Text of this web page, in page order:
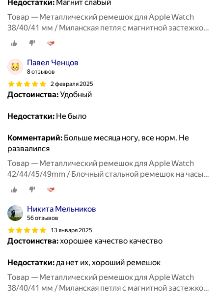
Недостатки: Магнит слабый
Товар — Металлический ремешок для Apple Watch
38/40/41 мм / Миланская петля с магнитной застежкой
для Эпл Вотч 1-10, SE, Салатовый
Павел Ченцов
8 отзывов
2 февраля 2025
Достоинства:Удобный
Недостатки: Не было
Комментарий: Больше месяца ногу, все норм. Не
развалился
Товар — Металлический ремешок для Apple Watch
42/44/45/49mm / Блочный стальной ремешок на часы
Эпл Вотч 1-9, SE серии / Черный
Никита Мельников
56 отзывов
13 января 2025
Достоинства:хорошее качество качество
Недостатки:да нет их, хороший ремешок
Товар — Металлический ремешок для Apple Watch
38/40/41 мм / Миланская петля с магнитной застежкой